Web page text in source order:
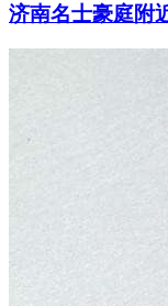
济南名士豪庭附